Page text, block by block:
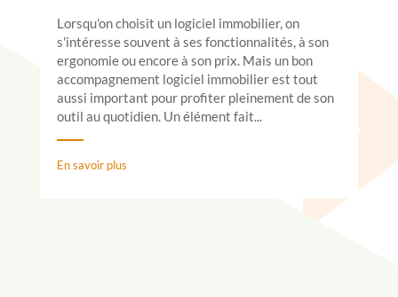
Lorsqu'on choisit un logiciel immobilier, on
s'intéresse souvent à ses fonctionnalités, à son
ergonomie ou encore à son prix. Mais un bon
accompagnement logiciel immobilier est tout
aussi important pour profiter pleinement de son
outil au quotidien. Un élément fait...
En savoir plus